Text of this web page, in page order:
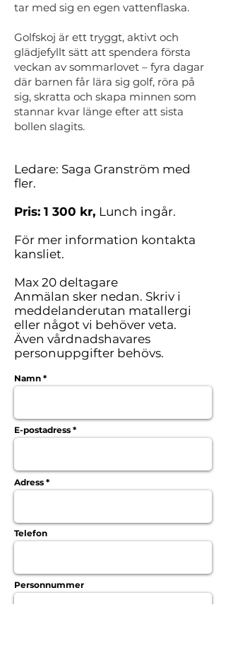
tar med sig en egen vattenflaska.
Golfskoj är ett tryggt, aktivt och
glädjefyllt sätt att spendera första
veckan av sommarlovet – fyra dagar
där barnen får lära sig golf, röra på
sig, skratta och skapa minnen som
stannar kvar länge efter att sista
bollen slagits.
Ledare: Saga Granström med
fler.
Pris: 1 300 kr, Lunch ingår.
För mer information kontakta
kansliet.
Max 20 deltagare
Anmälan sker nedan. Skriv i
meddelanderutan matallergi
eller något vi behöver veta.
Även vårdnadshavares
personuppgifter behövs.
Namn
E-postadress
Adress
Telefon
Personnummer